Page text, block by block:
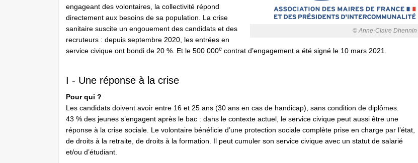
© Anne-Claire Dhennin
engageant des volontaires, la collectivité répond
directement aux besoins de sa population. La crise
sanitaire suscite un engouement des candidats et des
recruteurs : depuis septembre 2020, les entrées en
service civique ont bondi de 20 %. Et le 500 000e contrat d’engagement a été signé le 10 mars 2021.
I - Une réponse à la crise
Pour qui ?
Les candidats doivent avoir entre 16 et 25 ans (30 ans en cas de handicap), sans condition de diplômes.
43 % des jeunes s’engagent après le bac : dans le contexte actuel, le service civique peut aussi être une
réponse à la crise sociale. Le volontaire bénéficie d’une protection sociale complète prise en charge par l’état,
de droits à la retraite, de droits à la formation. Il peut cumuler son service civique avec un statut de salarié
et/ou d’étudiant.